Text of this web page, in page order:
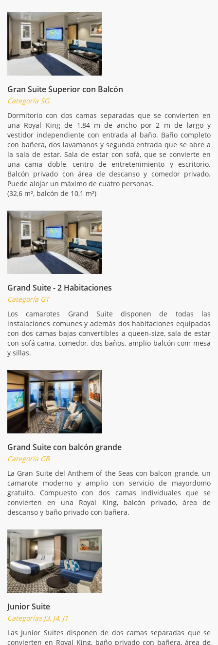
Gran Suite Superior con Balcón
Categoría SG
Dormitorio con dos camas separadas que se convierten en
una Royal King de 1,84 m de ancho por 2 m de largo y
vestidor independiente con entrada al baño. Baño completo
con bañera, dos lavamanos y segunda entrada que se abre a
la sala de estar. Sala de estar con sofá, que se convierte en
una cama doble, centro de entretenimiento y escritorio.
Balcón privado con área de descanso y comedor privado.
Puede alojar un máximo de cuatro personas.
(32,6 m², balcón de 10,1 m²)
Grand Suite - 2 Habitaciones
Categoría GT
Los camarotes Grand Suite disponen de todas las
instalaciones comunes y además dos habitaciones equipadas
con dos camas bajas convertibles a queen-size, sala de estar
con sofá cama, comedor, dos baños, amplio balcón com mesa
y sillas.
Grand Suite con balcón grande
Categoría GB
La Gran Suite del Anthem of the Seas con balcon grande, un
camarote moderno y amplio con servicio de mayordomo
gratuito. Compuesto con dos camas individuales que se
convierten en una Royal King, balcón privado, área de
descanso y baño privado con bañera.
Junior Suite
Categorías J3, J4, J1
Las Junior Suites disponen de dos camas separadas que se
convierten en Royal King, baño privado con bañera, área de